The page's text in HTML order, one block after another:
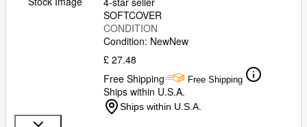
SOFTCOVER
CONDITION
Condition: NewNew
£ 27.48
Free Shipping
Free Shipping
Ships within U.S.A.
Ships within U.S.A.